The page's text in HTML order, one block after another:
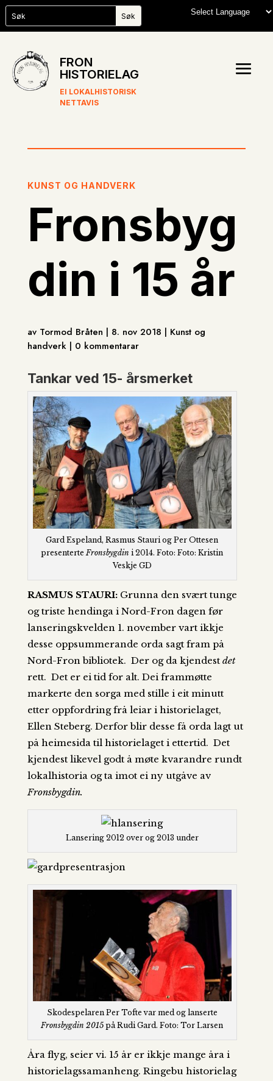
FRON
HISTORIELAG
EI LOKALHISTORISK
NETTAVIS
KUNST OG HANDVERK
Fronsbyg
din i 15 år
av Tormod Bråten | 8. nov 2018 | Kunst og
handverk | 0 kommentarar
Tankar ved 15- årsmerket
Gard Espeland, Rasmus Stauri og Per Ottesen
presenterte Fronsbygdin i 2014. Foto: Foto: Kristin
Veskje GD
RASMUS STAURI:Grunna den svært tunge
og triste hendinga i Nord-Fron dagen før
lanseringskvelden 1. november vart ikkje
desse oppsummerande orda sagt fram på
Nord-Fron bibliotek. Der og da kjendest det
rett. Det er ei tid for alt. Dei frammøtte
markerte den sorga med stille i eit minutt
etter oppfordring frå leiar i historielaget,
Ellen Steberg. Derfor blir desse få orda lagt ut
på heimesida til historielaget i ettertid. Det
kjendest likevel godt å møte kvarandre rundt
lokalhistoria og ta imot ei ny utgåve av
Fronsbygdin.
Lansering 2012 over og 2013 under
Skodespelaren Per Tofte var med og lanserte
Fronsbygdin 2015 på Rudi Gard. Foto: Tor Larsen
Åra flyg, seier vi. 15 år er ikkje mange åra i
historielagssamanheng. Ringebu historielag